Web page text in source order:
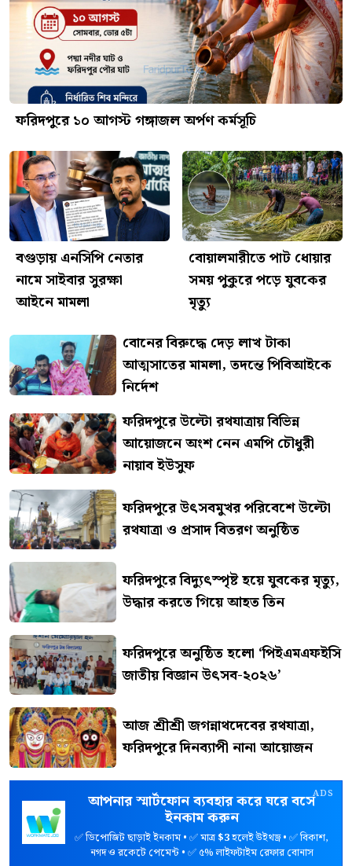
ফরিদপুরে ১০ আগস্ট গঙ্গাজল অর্পণ কর্মসূচি
বগুড়ায় এনসিপি নেতার
নামে সাইবার সুরক্ষা
আইনে মামলা
বোয়ালমারীতে পাট ধোয়ার
সময় পুকুরে পড়ে যুবকের
মৃত্যু
বোনের বিরুদ্ধে দেড় লাখ টাকা
আত্মসাতের মামলা, তদন্তে পিবিআইকে
নির্দেশ
ফরিদপুরে উল্টো রথযাত্রায় বিভিন্ন
আয়োজনে অংশ নেন এমপি চৌধুরী
নায়াব ইউসুফ
ফরিদপুরে উৎসবমুখর পরিবেশে উল্টো
রথযাত্রা ও প্রসাদ বিতরণ অনুষ্ঠিত
ফরিদপুরে বিদ্যুৎস্পৃষ্ট হয়ে যুবকের মৃত্যু,
উদ্ধার করতে গিয়ে আহত তিন
ফরিদপুরে অনুষ্ঠিত হলো ‘পিইএমএফইসি
জাতীয় বিজ্ঞান উৎসব-২০২৬’
আজ শ্রীশ্রী জগন্নাথদেবের রথযাত্রা,
ফরিদপুরে দিনব্যাপী নানা আয়োজন
ADS
আপনার স্মার্টফোন ব্যবহার করে ঘরে বসে
ইনকাম করুন
✅ ডিপোজিট ছাড়াই ইনকাম • ✅ মাত্র$3হলেই উইথড্র • ✅ বিকাশ,
নগদ ও রকেটে পেমেন্ট • ✅ ৫% লাইফটাইম রেফার বোনাস